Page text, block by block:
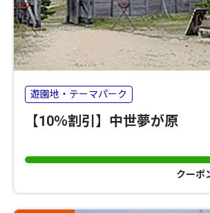
遊園地・テーマパーク
【10％割引】中世夢が原
クーポ